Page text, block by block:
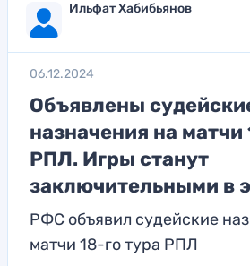
Ильфат Хабибьянов
06.12.2024
Объявлены
назначения на матчи
РПЛ. Игры станут
заключительными в
РФС объявил судейские
матчи 18-го тура РПЛ